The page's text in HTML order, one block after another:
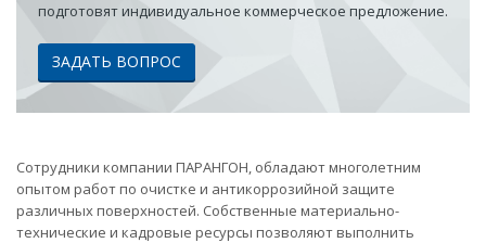
подготовят индивидуальное коммерческое предложение.
ЗАДАТЬ ВОПРОС
Сотрудники компании ПАРАНГОН, обладают многолетним
опытом работ по очистке и антикоррозийной защите
различных поверхностей. Собственные материально-
технические и кадровые ресурсы позволяют выполнить